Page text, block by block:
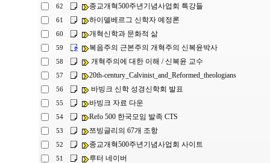
62 종교개혁500주년기념사업회 특강들
61 하이델베르그 신학자 예정론
60 개혁신학과 문화적 삶
59 복음주의 근본주의 개혁주의 신복윤박사
58 개혁주의에 대한 이해 / 신복윤 교수
57 20th-century_Calvinist_and_Reformed_theologians
56 바빙크 신학 성경신학회 발표
55 바빙크 자료 다운
54 Refo 500 한국모임 발족 CTS
53 쯔빙글리의 67개 조항
52 종교개혁500주년기념사업회 사이트
51 루터 네이버